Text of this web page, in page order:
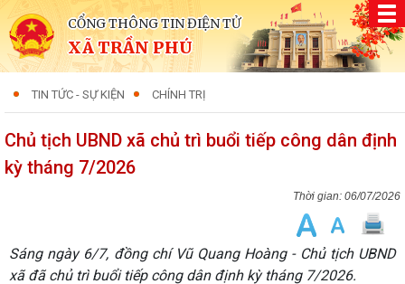
CỔNG THÔNG TIN ĐIỆN TỬ
XÃ TRẦN PHÚ
TIN TỨC - SỰ KIỆN CHÍNH TRỊ
Chủ tịch UBND xã chủ trì buổi tiếp công dân định
kỳ tháng 7/2026
06/07/2026
Sáng ngày 6/7, đồng chí Vũ Quang Hoàng - Chủ tịch UBND
xã đã chủ trì buổi tiếp công dân định kỳ tháng 7/2026.